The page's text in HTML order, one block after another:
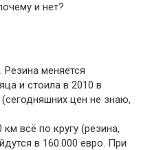
и нет?
меняется
и стоила в 2010 в
цен не знаю,
всё по кругу (резина,
в 160.000 евро. При